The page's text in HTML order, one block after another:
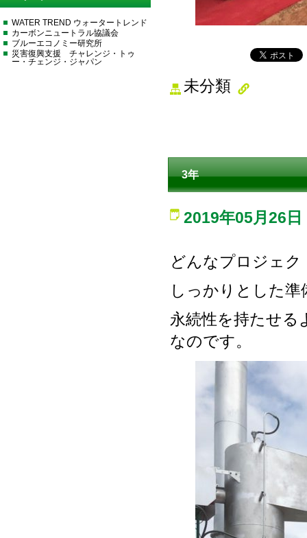
未分類
3年
2019年05月26日
どんなプロジェ
しっかりとした準
永続性を持たせる
なのです。
WATER TREND ウォータートレンド
カーボンニュートラル協議会
ブルーエコノミー研究所
災害復興支援 チャレンジ・トゥ
ー・チェンジ・ジャパン